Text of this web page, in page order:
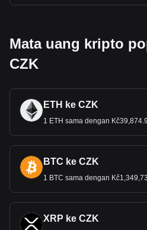
Mata uang kripto
CZK
ETH ke CZK
1 ETH sama dengan
BTC ke CZK
1 BTC sama dengan
XRP ke CZK